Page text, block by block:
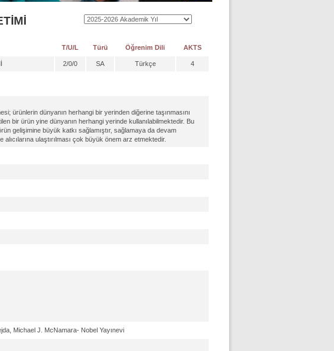
T/U/L Türü Öğrenim Dili AKTS
2/0/0 SA Türkçe 4
ürünlerin dünyanın herhangi bir yerinden diğerine taşınmasını
bir ürün yine dünyanın herhangi yerinde kullanılabilmektedir. Bu
gelişimine büyük katkı sağlamıştır, sağlamaya da devam
ulaştırılması çok büyük önem arz etmektedir.
Michael J. McNamara- Nobel Yayınevi